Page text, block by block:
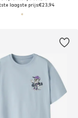
laagste prijs:€23,94